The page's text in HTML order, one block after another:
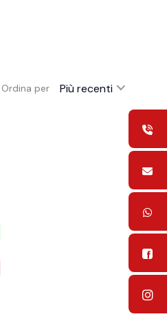
Ordina per Più recenti